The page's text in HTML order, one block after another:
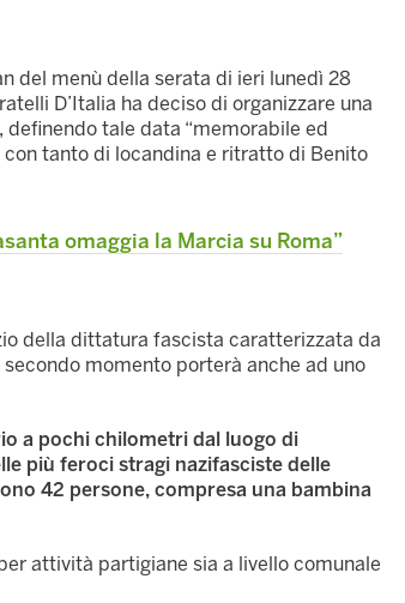
del menù della serata di ieri lunedì 28
D’Italia ha deciso di organizzare una
tale data “memorabile ed
con tanto di locandina e ritratto di Benito
omaggia la Marcia su Roma”
della dittatura fascista caratterizzata da
momento porterà anche ad uno
a pochi chilometri dal luogo di
più feroci stragi nazifasciste delle
42 persone, compresa una bambina
attività partigiane sia a livello comunale